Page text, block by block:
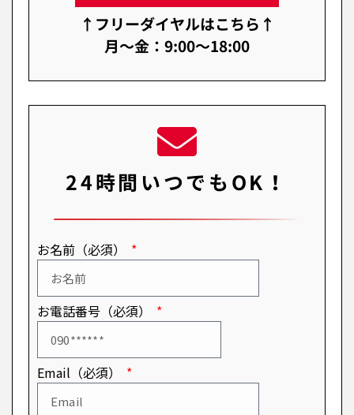
↑フリーダイヤルはこちら↑
月～金：9:00～18:00
24時間いつでもOK！
お名前（必須）
お電話番号（必須）
Email（必須）